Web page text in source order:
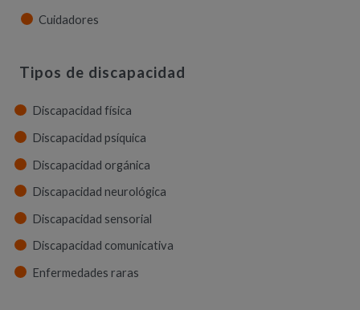
Cuidadores
Tipos de discapacidad
Discapacidad física
Discapacidad psíquica
Discapacidad orgánica
Discapacidad neurológica
Discapacidad sensorial
Discapacidad comunicativa
Enfermedades raras